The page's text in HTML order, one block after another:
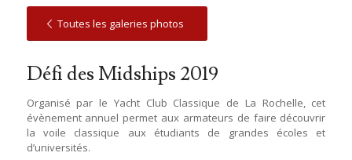
Toutes les galeries photos
Défi des Midships 2019
Organisé par le Yacht Club Classique de La Rochelle, cet
évènement annuel permet aux armateurs de faire découvrir
la voile classique aux étudiants de grandes écoles et
d’universités.